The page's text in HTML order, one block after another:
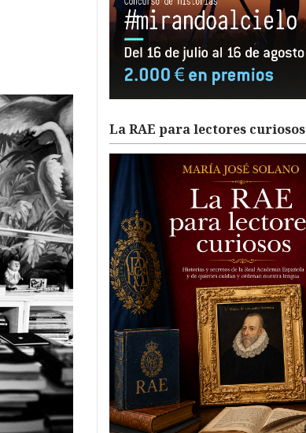
La RAE para lectores curiosos